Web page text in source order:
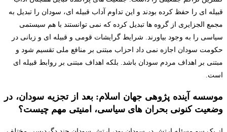
قبیله ای را حفظ کرده بودند و این تداوم آداب قبیله ای، سودان را تبدیل به
مجمع الجزایری از گروه ها تبدیل کرده که نمی توانستند با هم سیستمی
سیاسی را به وجود بیاورند. شرایط گرایشات قومی و قبیله ای و زبانی در
حکومت سودان اجازه نمی داد احزاب مبتنی بر منافع ملی تقسیم شود و
مبتنی بر اهداف مردم سودان باشد. بلکه اهداف مبتنی بر روابط قبیله ای
است.
موسسه آینده پژوهی جهان اسلام: بعد از تجزیه سودان، در
وضعیت کنونی بحران های سیاسی، امنیتی مهم چیست؟